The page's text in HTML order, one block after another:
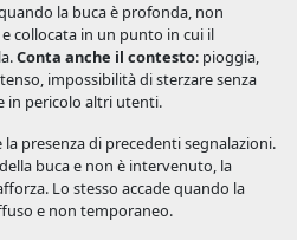
la buca è profonda, non
collocata in un punto in cui il
Conta anche il contesto: pioggia,
impossibilità di sterzare senza
in pericolo altri utenti.
presenza di precedenti segnalazioni.
buca e non è intervenuto, la
Lo stesso accade quando la
e non temporaneo.